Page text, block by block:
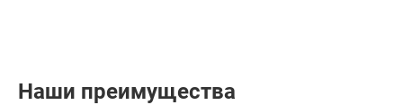
Наши преимущества